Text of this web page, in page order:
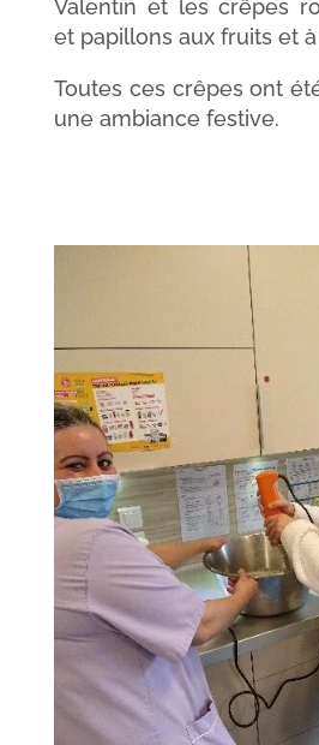
Valentin et les crêpes
et papillons aux fruits et
Toutes ces crêpes ont
une ambiance festive.